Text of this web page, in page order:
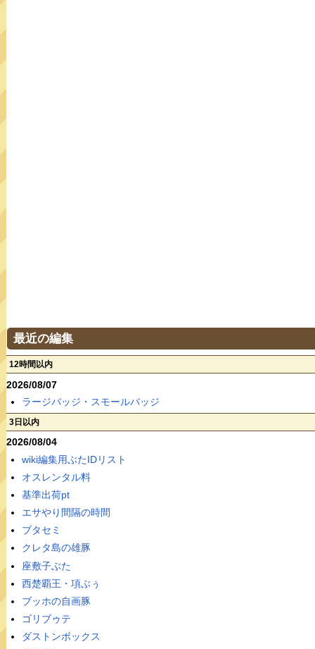
最近の編集
12時間以内
2026/08/07
ラージバッジ・スモールバッジ
3日以内
2026/08/04
wiki編集用ぶたIDリスト
オスレンタル料
基準出荷pt
エサやり間隔の時間
ブタセミ
クレタ島の雄豚
座敷子ぶた
西楚覇王・項ぶぅ
ブッホの自画豚
ゴリブゥテ
ダストンボックス